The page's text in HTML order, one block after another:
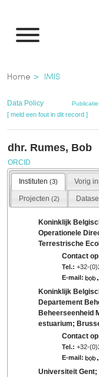
naar
inhoud
gaan
Kruimelpad
Home IMIS
Data Policy
[ meld een fout in dit record ]
dhr. Rumes, Bob
ORCID
Instituten (3) Vorig
Projecten (2)
Koninklijk
Operationele
Terrestrische
Contact
Tel.: +32-
E-mail:
Koninklijk
Departement
Beheerseenheid
estuarium;
Contact
Tel.: +32-
E-mail:
Universiteit Gent;